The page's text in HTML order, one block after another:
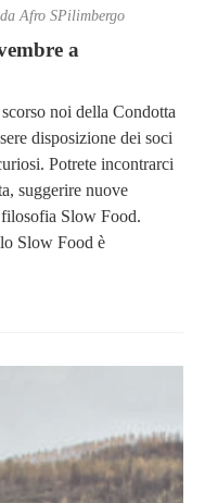
Afro SPilimbergo
a
noi della Condotta
disposizione dei soci
Potrete incontrarci
suggerire nuove
Slow Food.
Slow Food è